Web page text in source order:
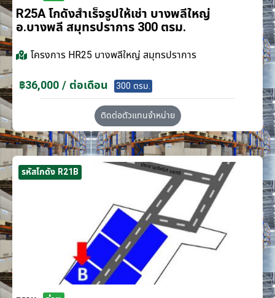
R25A โกดังสำเร็จรูปให้เช่า บางพลีใหญ่
อ.บางพลี สมุทรปราการ 300 ตรม.
โครงการ HR25 บางพลีใหญ่ สมุทรปราการ
฿36,000 / ต่อเดือน 300 ตรม.
ติดต่อตัวแทนจำหน่าย
รหัสโกดัง R21B